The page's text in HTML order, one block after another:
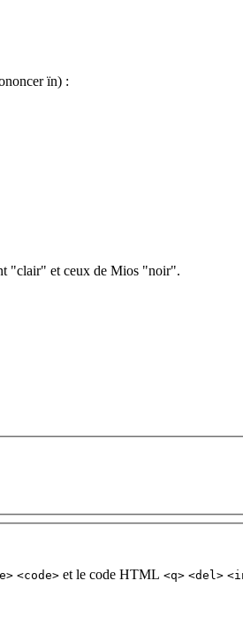
ïn) :
"clair" et ceux de Mios "noir".
<code> et le code HTML <q> <del>